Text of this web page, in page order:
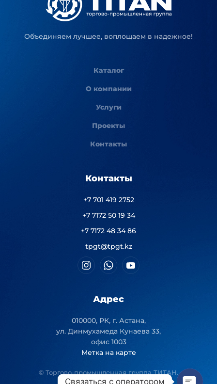
Объединяем лучшее, воплощаем в надежное!
Каталог
О компании
Услуги
Проекты
Контакты
Контакты
+7 701 419 2752
+7 7172 50 19 34
+7 7172 48 34 86
tpgt@tpgt.kz
Адрес
010000, РК, г. Астана,
ул. Динмухамеда Кунаева 33,
офис 1003
Метка на карте
© Торгово-промышленная группа ТИТАН.
Связаться с оператором